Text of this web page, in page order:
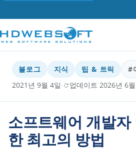
블로그 지식 팁 & 트릭
#
2021년 9월 4일· 업데이트 2026년 6
소프트웨어 개발자
한 최고의 방법